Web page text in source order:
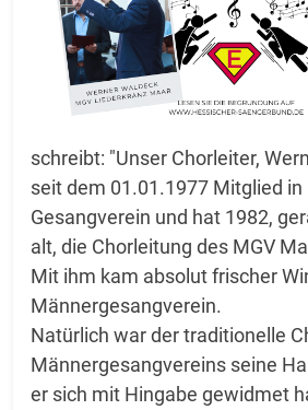
schreibt: "Unser Chorleiter,
seit dem 01.01.1977 Mitglied in
Gesangverein und hat 1982,
alt, die Chorleitung des MGV
Mit ihm kam absolut frischer
Männergesangverein.
Natürlich war der traditionelle
Männergesangvereins seine
er sich mit Hingabe gewidmet